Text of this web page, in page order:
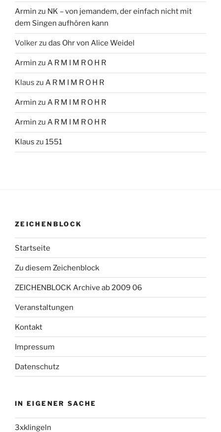
Armin zu NK – von jemandem, der einfach nicht mit
dem Singen aufhören kann
Volkerzu das Ohr von Alice Weidel
Armin zu A R M I M R O H R
Klaus zu A R M I M R O H R
Armin zu A R M I M R O H R
Armin zu A R M I M R O H R
Klaus zu 1551
ZEICHENBLOCK
Startseite
Zu diesem Zeichenblock
ZEICHENBLOCK Archive ab 2009 06
Veranstaltungen
Kontakt
Impressum
Datenschutz
IN EIGENER SACHE
3xklingeln